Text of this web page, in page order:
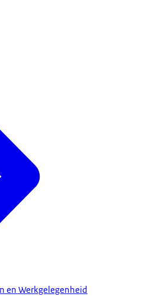
en Werkgelegenheid